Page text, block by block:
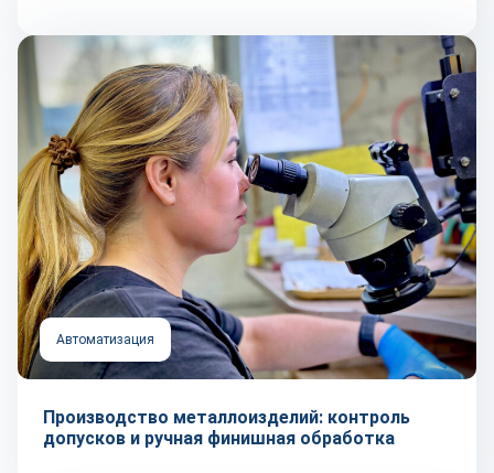
Автоматизация
Производство металлоизделий: контроль
допусков и ручная финишная обработка